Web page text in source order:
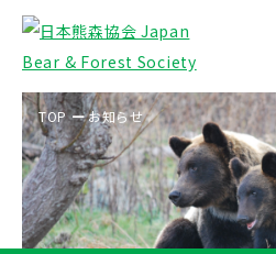
TOP お知らせ